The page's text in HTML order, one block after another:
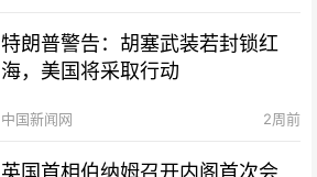
特朗普警告：胡塞武装若封锁红
海，美国将采取行动
中国新闻网 2周前
英国首相伯纳姆召开内阁首次会